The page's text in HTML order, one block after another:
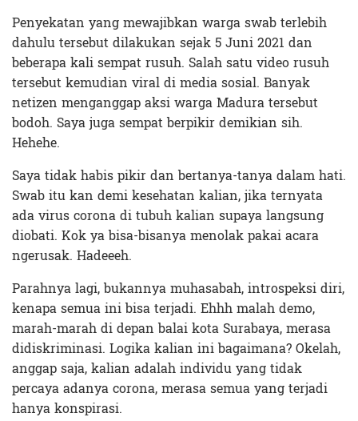
Penyekatan yang mewajibkan warga swab terlebih
dahulu tersebut dilakukan sejak 5 Juni 2021 dan
beberapa kali sempat rusuh. Salah satu video rusuh
tersebut kemudian viral di media sosial. Banyak
netizen menganggap aksi warga Madura tersebut
bodoh. Saya juga sempat berpikir demikian sih.
Hehehe.
Saya tidak habis pikir dan bertanya-tanya dalam hati.
Swab itu kan demi kesehatan kalian, jika ternyata
ada virus corona di tubuh kalian supaya langsung
diobati. Kok ya bisa-bisanya menolak pakai acara
ngerusak. Hadeeeh.
Parahnya lagi, bukannya muhasabah, introspeksi diri,
kenapa semua ini bisa terjadi. Ehhh malah demo,
marah-marah di depan balai kota Surabaya, merasa
didiskriminasi. Logika kalian ini bagaimana? Okelah,
anggap saja, kalian adalah individu yang tidak
percaya adanya corona, merasa semua yang terjadi
hanya konspirasi.